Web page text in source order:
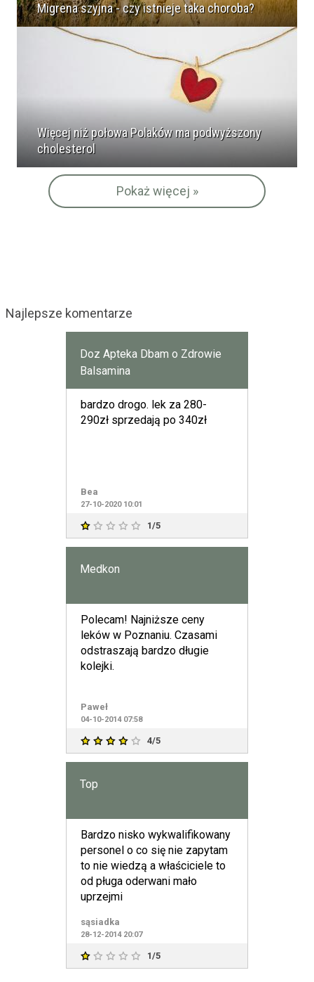
Migrena szyjna - czy istnieje taka choroba?
Więcej niż połowa Polaków ma podwyższony
cholesterol
Pokaż więcej »
Najlepsze komentarze
Doz Apteka Dbam o Zdrowie
Balsamina
bardzo drogo. lek za 280-
290zł sprzedają po 340zł
Bea
27-10-2020 10:01
1/5
Medkon
Polecam! Najniższe ceny
leków w Poznaniu. Czasami
odstraszają bardzo długie
kolejki.
Paweł
04-10-2014 07:58
4/5
Top
Bardzo nisko wykwalifikowany
personel o co się nie zapytam
to nie wiedzą a właściciele to
od pługa oderwani mało
uprzejmi
sąsiadka
28-12-2014 20:07
1/5